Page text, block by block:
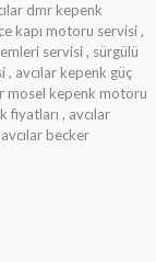
dmr kepenk
kapı motoru servisi ,
servisi , sürgülü
, avcılar kepenk güç
mosel kepenk motoru
fiyatları , avcılar
becker